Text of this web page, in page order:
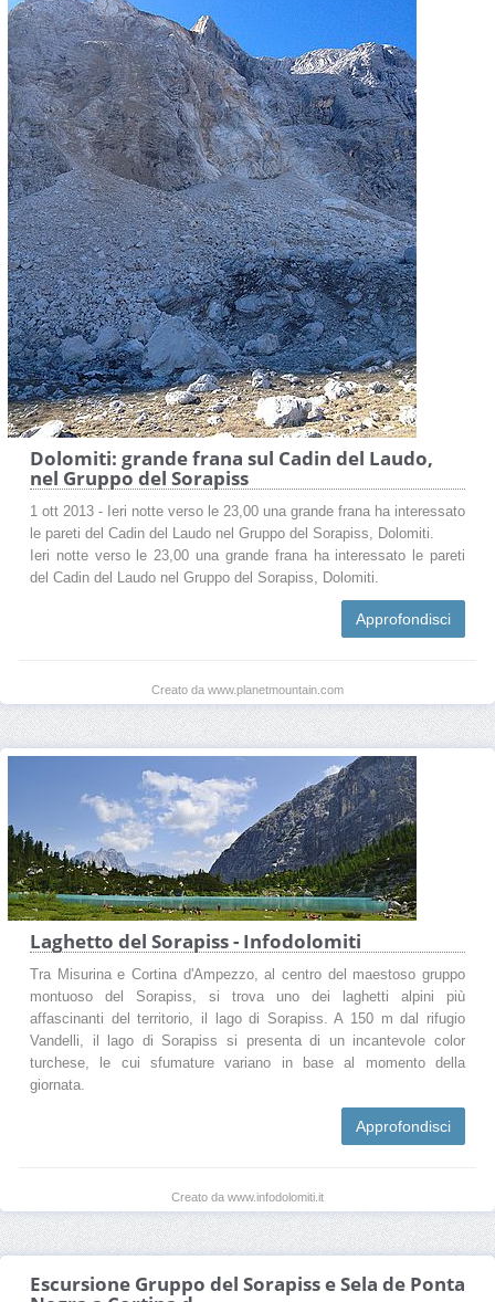
Dolomiti: grande frana sul Cadin del Laudo,
nel Gruppo del Sorapiss
1 ott 2013 - Ieri notte verso le 23,00 una grande frana ha interessato
le pareti del Cadin del Laudo nel Gruppo del Sorapiss, Dolomiti.
Ieri notte verso le 23,00 una grande frana ha interessato le pareti
del Cadin del Laudo nel Gruppo del Sorapiss, Dolomiti.
Approfondisci
Creato da www.planetmountain.com
Laghetto del Sorapiss - Infodolomiti
Tra Misurina e Cortina d'Ampezzo, al centro del maestoso gruppo
montuoso del Sorapiss, si trova uno dei laghetti alpini più
affascinanti del territorio, il lago di Sorapiss. A 150 m dal rifugio
Vandelli, il lago di Sorapiss si presenta di un incantevole color
turchese, le cui sfumature variano in base al momento della
giornata.
Approfondisci
Creato da www.infodolomiti.it
Escursione Gruppo del Sorapiss e Sela de Ponta